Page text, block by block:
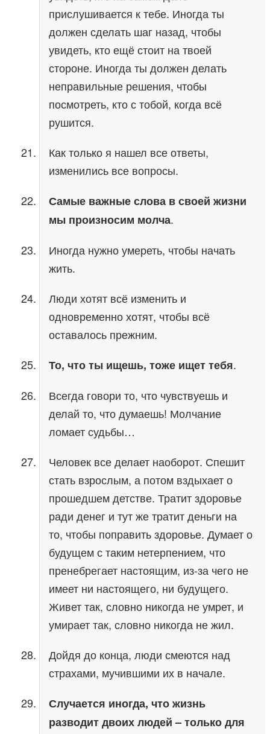
прислушивается к тебе. Иногда ты
должен сделать шаг назад, чтобы
увидеть, кто ещё стоит на твоей
стороне. Иногда ты должен делать
неправильные решения, чтобы
посмотреть, кто с тобой, когда всё
рушится.
Как только я нашел все ответы,
изменились все вопросы.
Самые важные слова в своей жизни
мы произносим молча.
Иногда нужно умереть, чтобы начать
жить.
Люди хотят всё изменить и
одновременно хотят, чтобы всё
оставалось прежним.
То, что ты ищешь, тоже ищет тебя.
Всегда говори то, что чувствуешь и
делай то, что думаешь! Молчание
ломает судьбы…
Человек все делает наоборот. Спешит
стать взрослым, а потом вздыхает о
прошедшем детстве. Тратит здоровье
ради денег и тут же тратит деньги на
то, чтобы поправить здоровье. Думает о
будущем с таким нетерпением, что
пренебрегает настоящим, из-за чего не
имеет ни настоящего, ни будущего.
Живет так, словно никогда не умрет, и
умирает так, словно никогда не жил.
Дойдя до конца, люди смеются над
страхами, мучившими их в начале.
Случается иногда, что жизнь
разводит двоих людей – только для